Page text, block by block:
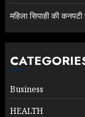
महिला सिपाही की
Business
HEALTH